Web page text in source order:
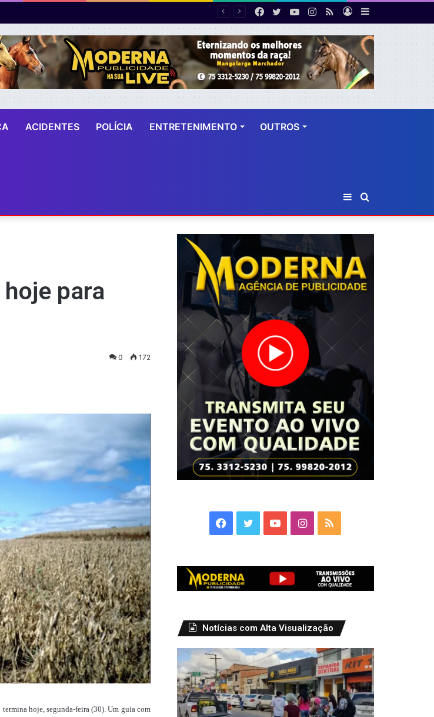
realizadas pelo SUS cresce 54% em dez anos
Barra
Lateral
Entrar
RSS
Instagram
YouTube
Twitter
Facebook
ACIDENTES POLÍCIA ENTRETENIMENTO OUTROS
por
Barra
Lateral
para
0 172
hoje, segunda-feira (30). Um guia com
Facebook
TwitterYouTubeInstagram
RSS
Notícias com Alta Visualização